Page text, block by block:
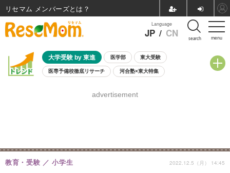
menu
Language
JP / CN search
大学受験 by 東進 医学部 東大受験
医専予備校徹底リサーチ 河合塾×東大特集
8月開催学校説明会・相談会
advertisement
教育・受験 小学生 2022.12.5（月） 14:45
リセマム メンバーズ